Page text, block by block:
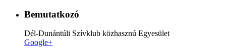
Bemutatkozó
Dél-Dunántúli Szívklub közhasznú Egyesület
Google+